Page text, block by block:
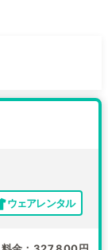
ウェアレンタル